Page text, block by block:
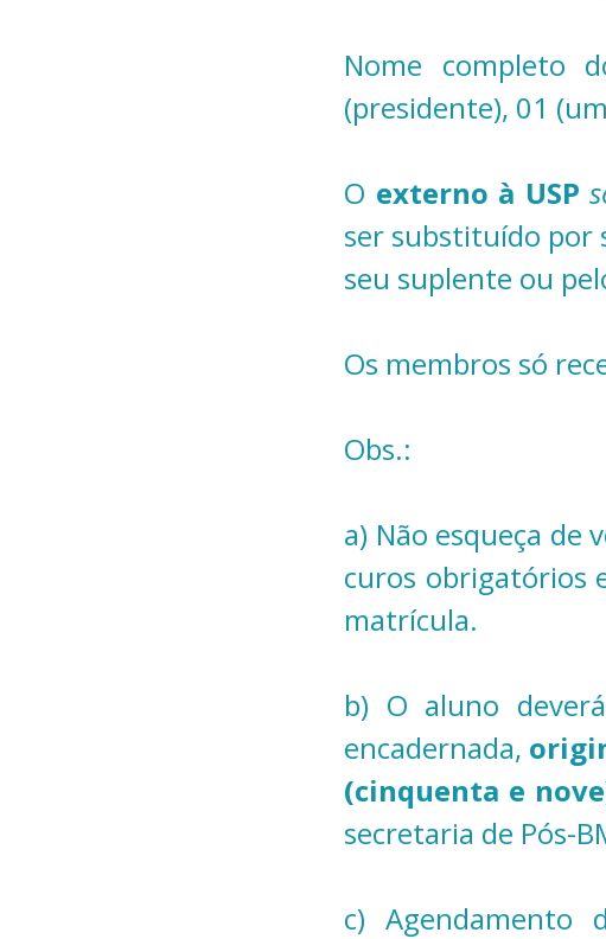
Nome completo
(presidente), 01
O externo à USP
ser substituído por
seu suplente ou
Os membros só
Obs.:
a) Não esqueça de
curos obrigatórios
matrícula.
b) O aluno
encadernada,
(cinquenta e
secretaria de Pós-
c) Agendamento